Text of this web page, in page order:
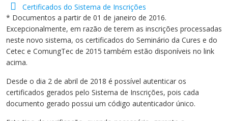
de ingresso
e bolsas
que a Univates?
guiadas
Univates
Presencial
a Distância - EAD
e Doutorados
MBA
Crie
Mantenedora
Virtual
Institucional
da Inovação
Tecnológica da
- Inovates
e Projetos de
Abertos à Comunidade
Pedagógica Externa
Univates
Univates
e Saúde
Culturais
de Carreiras
Certificados do Sistema de Inscrições
* Documentos a partir de 01 de janeiro de 2016.
Excepcionalmente, em razão de terem as inscrições processadas
neste novo sistema, os certificados do Seminário da Cures e do
Cetec e ComungTec de 2015 também estão disponíveis no link
acima.
Desde o dia 2 de abril de 2018 é possível autenticar os
certificados gerados pelo Sistema de Inscrições, pois cada
documento gerado possui um código autenticador único.